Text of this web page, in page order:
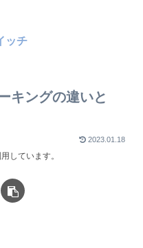
ッチ
キングの違いと
2023.01.18
しています。